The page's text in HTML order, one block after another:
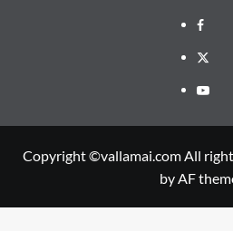
Twitter
Copyright ©vallamai.com All
by AF